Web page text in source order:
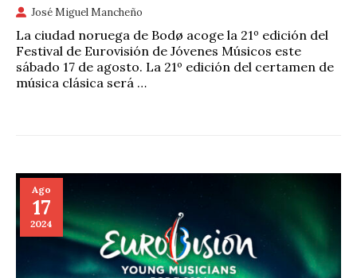
José Miguel Mancheño
La ciudad noruega de Bodø acoge la 21º edición del
Festival de Eurovisión de Jóvenes Músicos este
sábado 17 de agosto. La 21º edición del certamen de
música clásica será …
Ago
17
2024